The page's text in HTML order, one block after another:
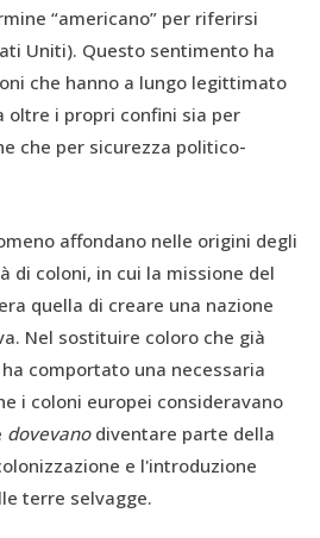
“americano” per riferirsi
Uniti). Questo sentimento ha
che hanno a lungo legittimato
oltre i propri confini sia per
che per sicurezza politico-
affondano nelle origini degli
di coloni, in cui la missione del
quella di creare una nazione
Nel sostituire coloro che già
comportato una necessaria
i coloni europei consideravano
dovevanodiventare parte della
e l'introduzione
terre selvagge.